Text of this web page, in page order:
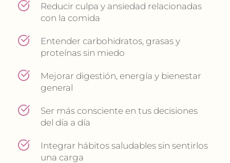
Reducir culpa y ansiedad relacionadas
con la comida
Entender carbohidratos, grasas y
proteínas sin miedo
Mejorar digestión, energía y bienestar
general
Ser más consciente en tus decisiones
del día a día
Integrar hábitos saludables sin sentirlos
una carga